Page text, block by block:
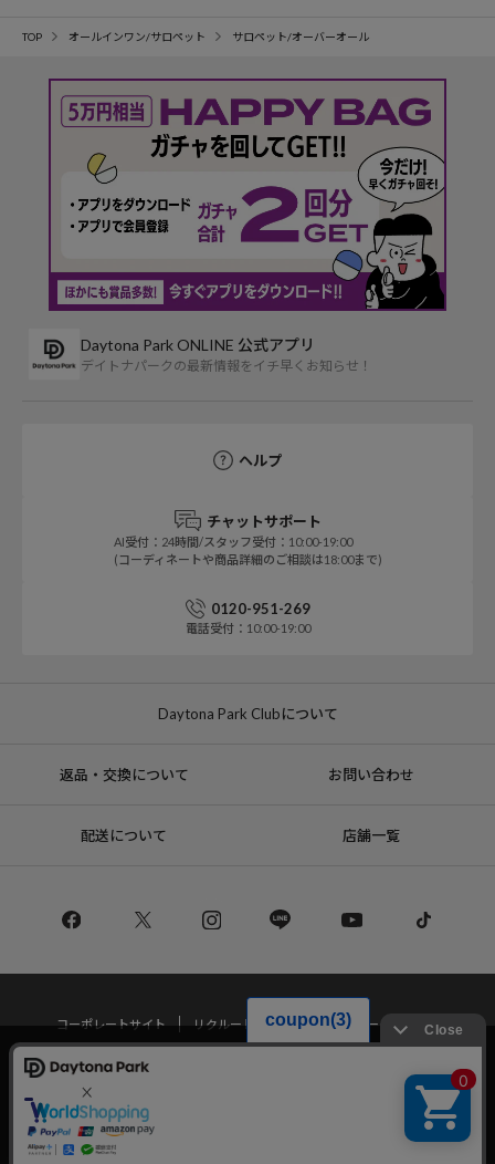
TOP オールインワン/サロペット サロペット/オーバーオール
Daytona Park ONLINE 公式アプリ
デイトナパークの最新情報をイチ早くお知らせ！
ヘルプ
チャットサポート
AI受付：24時間/スタッフ受付：10:00-19:00
(コーディネートや商品詳細のご相談は18:00まで)
0120-951-269
電話受付：10:00-19:00
Daytona Park Clubについて
返品・交換について お問い合わせ
配送について 店舗一覧
コーポレートサイト リクルート
サステナブルマークについて
プライバシーポリシー
特定商取引法・古物営業法に基づく表記
Copyright © DAYTONA INTERNATIONAL Co.,Ltd All Rights Reserved.
当サイトでは利用体験の向上およびコンテンツの最適な提供、トラフィック
の分析を目的としてCookieを使用しています。
サイトの閲覧を継続された場合、Cookieの利用に同意したことものといたし
ます。
詳細についてはプライバシーポリシー